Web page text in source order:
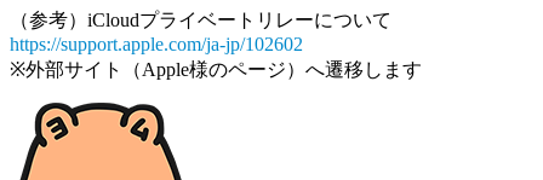
（参考）iCloudプライベートリレーについて
https://support.apple.com/ja-jp/102602
※外部サイト（Apple様のページ）へ遷移します